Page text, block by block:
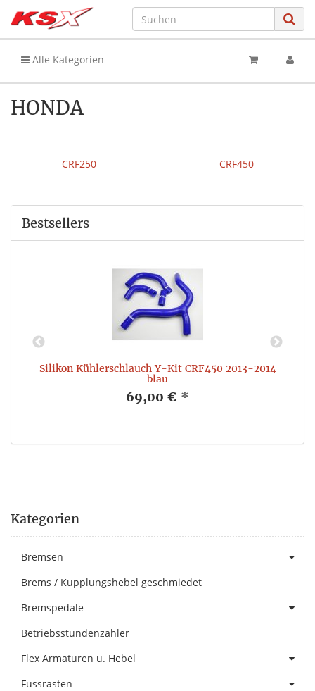
Alle Kategorien
HONDA
CRF250 CRF450
Bestsellers
Silikon Kühlerschlauch Y-Kit CRF450 2013-2014
blau
69,00 € *
Kategorien
Bremsen
Brems / Kupplungshebel geschmiedet
Bremspedale
Betriebsstundenzähler
Flex Armaturen u. Hebel
Fussrasten